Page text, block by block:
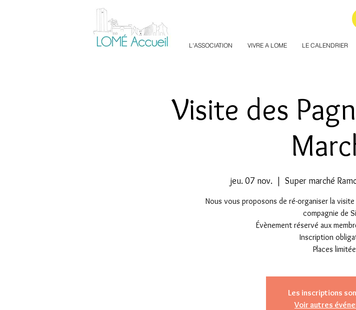
L'ASSOCIATION VIVRE A LOME LE CALENDRIER
Visite des
jeu. 07 nov.
  |
Super marché
Nous vous proposons de ré-organiser la
compagnie de
Évènement réservé aux
Inscription
Places
Les inscriptions
Voir autres